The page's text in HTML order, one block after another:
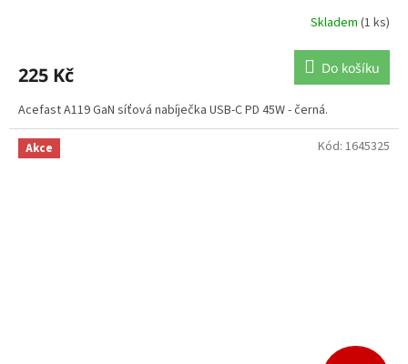
Skladem (1 ks)
225 Kč Do košíku
Acefast A119 GaN síťová nabíječka USB-C PD 45W - černá.
Akce Kód: 1645325